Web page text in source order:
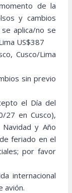
de la
y cambios
aplica/no se
US$387
Cusco/Lima
sin previo
el Día del
27 en Cusco),
y Año
feriado en el
por favor
internacional
avión.